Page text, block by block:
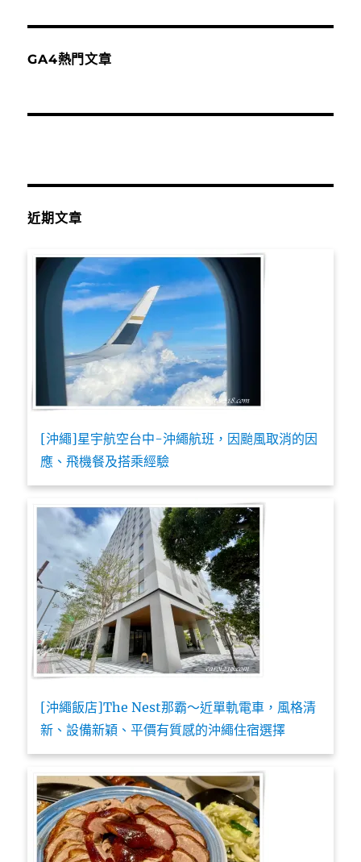
GA4熱門文章
近期文章
[沖繩]星宇航空台中-沖繩航班，因颱風取消的因
應、飛機餐及搭乘經驗
[沖繩飯店]The Nest那霸～近單軌電車，風格清
新、設備新穎、平價有質感的沖繩住宿選擇